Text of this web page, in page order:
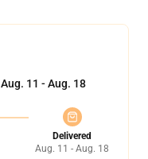
Aug. 11 - Aug. 18
Delivered
Aug. 11 - Aug. 18